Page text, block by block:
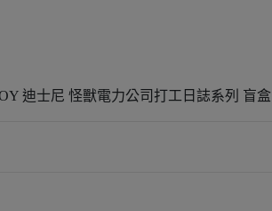
迪士尼 怪獸電力公司打工日誌系列 盲盒